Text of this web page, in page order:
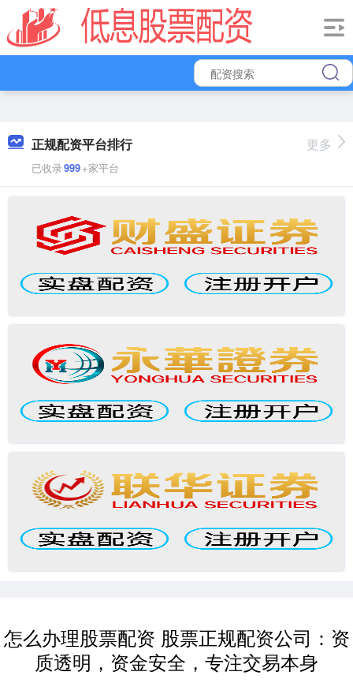
正规配资平台排行
已收录999+家平台
更多
怎么办理股票配资 股票正规配资公司：资
质透明，资金安全，专注交易本身